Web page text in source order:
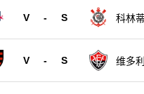
V - S 科林
V - S 维多